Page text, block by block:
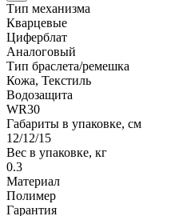
Тип механизма
Кварцевые
Циферблат
Аналоговый
Тип браслета/ремешка
Кожа, Текстиль
Водозащита
WR30
Габариты в упаковке, см
12/12/15
Вес в упаковке, кг
0.3
Материал
Полимер
Гарантия